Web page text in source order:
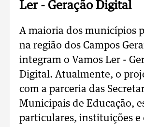
Ler - Geração Digital
A maioria dos municípios
na região dos Campos
integram o Vamos Ler -
Digital. Atualmente, o
com a parceria das
Municipais de Educação,
particulares, instituições e